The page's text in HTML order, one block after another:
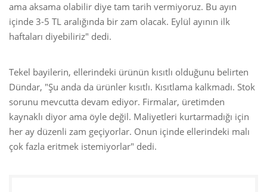
ama aksama olabilir diye tam tarih vermiyoruz. Bu ayın
içinde 3-5 TL aralığında bir zam olacak. Eylül ayının ilk
haftaları diyebiliriz" dedi.
Tekel bayilerin, ellerindeki ürünün kısıtlı olduğunu belirten
Dündar, "Şu anda da ürünler kısıtlı. Kısıtlama kalkmadı. Stok
sorunu mevcutta devam ediyor. Firmalar, üretimden
kaynaklı diyor ama öyle değil. Maliyetleri kurtarmadığı için
her ay düzenli zam geçiyorlar. Onun içinde ellerindeki malı
çok fazla eritmek istemiyorlar" dedi.